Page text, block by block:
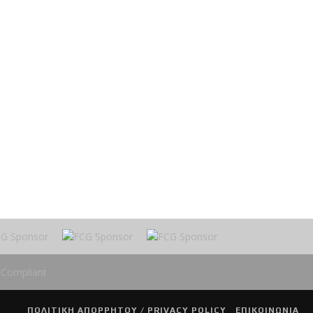
ΠΟΛΙΤΙΚΗ ΑΠΟΡΡΗΤΟΥ / PRIVACY POLICY ΕΠΙΚΟΙΝΩΝΙΑ